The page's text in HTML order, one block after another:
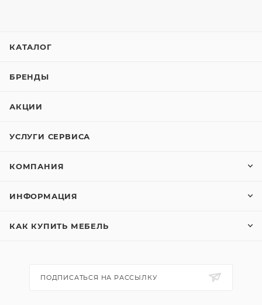
КАТАЛОГ
БРЕНДЫ
АКЦИИ
УСЛУГИ СЕРВИСА
КОМПАНИЯ
ИНФОРМАЦИЯ
КАК КУПИТЬ МЕБЕЛЬ
ПОДПИСАТЬСЯ НА РАССЫЛКУ